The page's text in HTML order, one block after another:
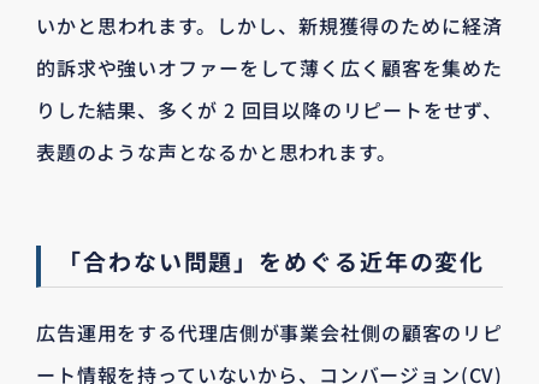
いかと思われます。しかし、新規獲得のために経済
的訴求や強いオファーをして薄く広く顧客を集めた
りした結果、多くが 2 回目以降のリピートをせず、
表題のような声となるかと思われます。
「合わない問題」をめぐる近年の変化
広告運用をする代理店側が事業会社側の顧客のリピ
ート情報を持っていないから、コンバージョン(CV)